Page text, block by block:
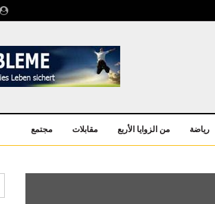
رياضة من الزوايا الأربع مقابلات مجتمع